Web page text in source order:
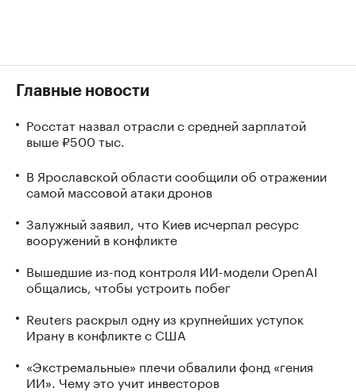
Главные новости
Росстат назвал отрасли с средней зарплатой
выше ₽500 тыс.
В Ярославской области сообщили об отражении
самой массовой атаки дронов
Залужный заявил, что Киев исчерпал ресурс
вооружений в конфликте
Вышедшие из-под контроля ИИ-модели OpenAI
общались, чтобы устроить побег
Reuters раскрыл одну из крупнейших уступок
Ирану в конфликте с США
«Экстремальные» плечи обвалили фонд «гения
ИИ». Чему это учит инвесторов